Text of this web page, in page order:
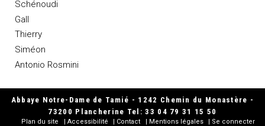
Schénoudi
Gall
Thierry
Siméon
Antonio Rosmini
Abbaye Notre-Dame de Tamié - 1242 Chemin du Monastère -
73200 Plancherine Tel: 33 04 79 31 15 50
Plan du site Accessibilité Contact Mentions légales
Se connecter